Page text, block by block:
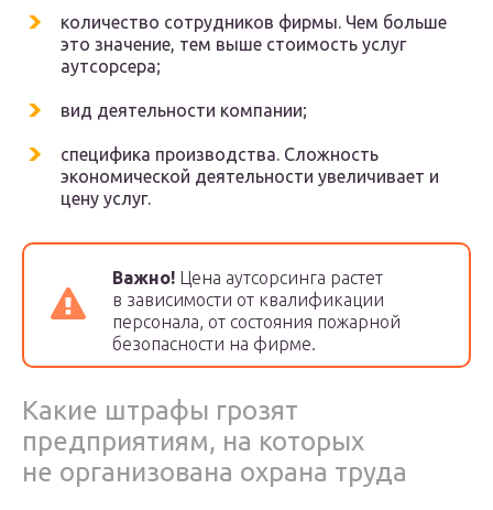
количество сотрудников фирмы. Чем больше
это значение, тем выше стоимость услуг
аутсорсера;
вид деятельности компании;
специфика производства. Сложность
экономической деятельности увеличивает и
цену услуг.
Важно! Цена аутсорсинга растет
в зависимости от квалификации
персонала, от состояния пожарной
безопасности на фирме.
Какие штрафы грозят
предприятиям, на которых
не организована охрана труда